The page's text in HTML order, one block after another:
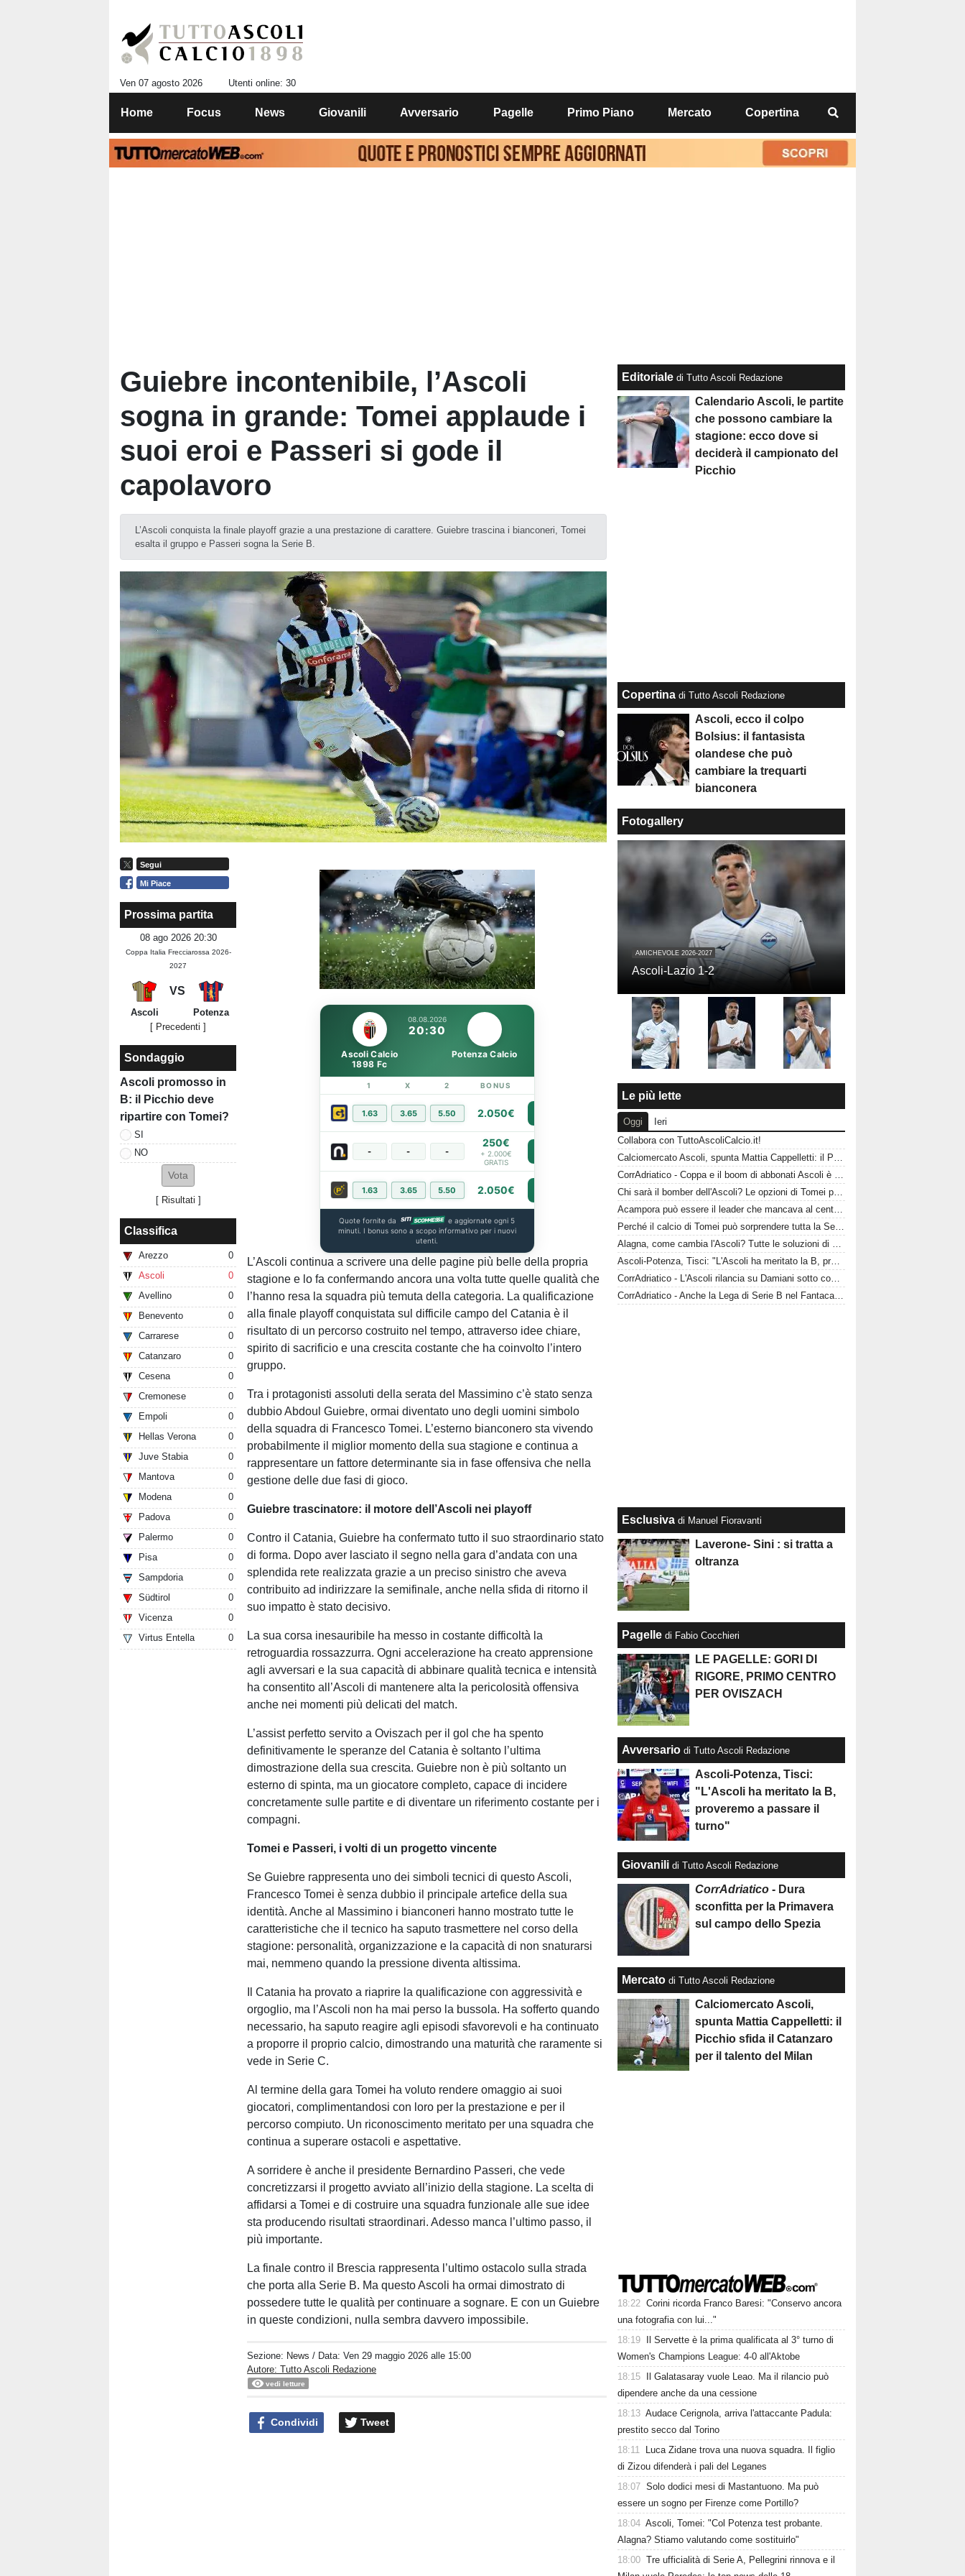
Ven 07 agosto 2026 Utenti online: 30
Home Focus News Giovanili Avversario Pagelle Primo Piano Mercato Copertina
Guiebre incontenibile, l’Ascoli
sogna in grande: Tomei applaude i
suoi eroi e Passeri si gode il
capolavoro
L’Ascoli conquista la finale playoff grazie a una prestazione di carattere. Guiebre trascina i bianconeri, Tomei
esalta il gruppo e Passeri sogna la Serie B.
Segui
Mi Piace
Prossima partita
08 ago 2026 20:30
Coppa Italia Frecciarossa 2026-
2027
VS
Ascoli
Potenza
[ Precedenti ]
Sondaggio
Ascoli promosso in
B: il Picchio deve
ripartire con Tomei?
SI
NO
[ Risultati ]
Classifica
Arezzo
0
Ascoli
0
Avellino
0
Benevento
0
Carrarese
0
Catanzaro
0
Cesena
0
Cremonese
0
Empoli
0
Hellas Verona
0
Juve Stabia
0
Mantova
0
Modena
0
Padova
0
Palermo
0
Pisa
0
Sampdoria
0
Südtirol
0
Vicenza
0
Virtus Entella
0
Unmute
Loaded:
100.00%
08.08.2026
20:30
Ascoli Calcio
1898 Fc
Potenza Calcio
1 X 2 BONUS
1.63 3.65 5.50 2.050€
- - -
250€
+ 2.000€
GRATIS
1.63 3.65 5.50 2.050€
Quote fornite da
e aggiornate ogni 5
minuti. I bonus sono a scopo informativo per i nuovi
utenti.
L’Ascoli continua a scrivere una delle pagine più belle della propria
stagione e lo fa confermando ancora una volta tutte quelle qualità che
l’hanno resa la squadra più temuta della categoria. La qualificazione
alla finale playoff conquistata sul difficile campo del Catania è il
risultato di un percorso costruito nel tempo, attraverso idee chiare,
spirito di sacrificio e una crescita costante che ha coinvolto l’intero
gruppo.
Tra i protagonisti assoluti della serata del Massimino c’è stato senza
dubbio Abdoul Guiebre, ormai diventato uno degli uomini simbolo
della squadra di Francesco Tomei. L’esterno bianconero sta vivendo
probabilmente il miglior momento della sua stagione e continua a
rappresentare un fattore determinante sia in fase offensiva che nella
gestione delle due fasi di gioco.
Guiebre trascinatore: il motore dell’Ascoli nei playoff
Contro il Catania, Guiebre ha confermato tutto il suo straordinario stato
di forma. Dopo aver lasciato il segno nella gara d’andata con una
splendida rete realizzata grazie a un preciso sinistro che aveva
contribuito ad indirizzare la semifinale, anche nella sfida di ritorno il
suo impatto è stato decisivo.
La sua corsa inesauribile ha messo in costante difficoltà la
retroguardia rossazzurra. Ogni accelerazione ha creato apprensione
agli avversari e la sua capacità di abbinare qualità tecnica e intensità
ha consentito all’Ascoli di mantenere alta la pericolosità offensiva
anche nei momenti più delicati del match.
L’assist perfetto servito a Oviszach per il gol che ha spento
definitivamente le speranze del Catania è soltanto l’ultima
dimostrazione della sua crescita. Guiebre non è più soltanto un
esterno di spinta, ma un giocatore completo, capace di incidere
concretamente sulle partite e di diventare un riferimento costante per i
compagni.
Tomei e Passeri, i volti di un progetto vincente
Se Guiebre rappresenta uno dei simboli tecnici di questo Ascoli,
Francesco Tomei è senza dubbio il principale artefice della sua
identità. Anche al Massimino i bianconeri hanno mostrato tutte le
caratteristiche che il tecnico ha saputo trasmettere nel corso della
stagione: personalità, organizzazione e la capacità di non snaturarsi
mai, nemmeno quando la pressione diventa altissima.
Il Catania ha provato a riaprire la qualificazione con aggressività e
orgoglio, ma l’Ascoli non ha mai perso la bussola. Ha sofferto quando
necessario, ha saputo reagire agli episodi sfavorevoli e ha continuato
a proporre il proprio calcio, dimostrando una maturità che raramente si
vede in Serie C.
Al termine della gara Tomei ha voluto rendere omaggio ai suoi
giocatori, complimentandosi con loro per la prestazione e per il
percorso compiuto. Un riconoscimento meritato per una squadra che
continua a superare ostacoli e aspettative.
A sorridere è anche il presidente Bernardino Passeri, che vede
concretizzarsi il progetto avviato all’inizio della stagione. La scelta di
affidarsi a Tomei e di costruire una squadra funzionale alle sue idee
sta producendo risultati straordinari. Adesso manca l’ultimo passo, il
più importante.
La finale contro il Brescia rappresenta l’ultimo ostacolo sulla strada
che porta alla Serie B. Ma questo Ascoli ha ormai dimostrato di
possedere tutte le qualità per continuare a sognare. E con un Guiebre
in queste condizioni, nulla sembra davvero impossibile.
Sezione: News / Data:Ven 29 maggio 2026 alle 15:00
Autore: Tutto Ascoli Redazione
vedi letture
Condividi Tweet
Editoriale di Tutto Ascoli Redazione
Calendario Ascoli, le partite
che possono cambiare la
stagione: ecco dove si
deciderà il campionato del
Picchio
Copertina di Tutto Ascoli Redazione
Ascoli, ecco il colpo
Bolsius: il fantasista
olandese che può
cambiare la trequarti
bianconera
Fotogallery
AMICHEVOLE 2026-2027
Ascoli-Lazio 1-2
Le più lette
Oggi
Ieri
Collabora con TuttoAscoliCalcio.it!
Calciomercato Ascoli, spunta Mattia Cappelletti: il Picchio sfida il Catanzaro per il talento del Milan
CorrAdriatico - Coppa e il boom di abbonati Ascoli è affamata di calcio
Chi sarà il bomber dell'Ascoli? Le opzioni di Tomei per guidare l'attacco del Picchio
Acampora può essere il leader che mancava al centrocampo? L'Ascoli punta sulla sua esperienza
Perché il calcio di Tomei può sorprendere tutta la Serie B: l'Ascoli ha un'identità da protagonista
Alagna, come cambia l'Ascoli? Tutte le soluzioni di Tomei per la fascia destra
Ascoli-Potenza, Tisci: "L'Ascoli ha meritato la B, proveremo a passare il turno"
CorrAdriatico - L'Ascoli rilancia su Damiani sotto contratto fino al 2028
CorrAdriatico - Anche la Lega di Serie B nel Fantacalcio
Esclusiva di Manuel Fioravanti
Laverone- Sini : si tratta a
oltranza
Pagelle di Fabio Cocchieri
LE PAGELLE: GORI DI
RIGORE, PRIMO CENTRO
PER OVISZACH
Avversario di Tutto Ascoli Redazione
Ascoli-Potenza, Tisci:
"L'Ascoli ha meritato la B,
proveremo a passare il
turno"
Giovanili di Tutto Ascoli Redazione
CorrAdriatico - Dura
sconfitta per la Primavera
sul campo dello Spezia
Mercato di Tutto Ascoli Redazione
Calciomercato Ascoli,
spunta Mattia Cappelletti: il
Picchio sfida il Catanzaro
per il talento del Milan
18:22 Corini ricorda Franco Baresi: "Conservo ancora
una fotografia con lui..."
18:19
Il Servette è la prima qualificata al 3° turno di
Women's Champions League: 4-0 all'Aktobe
18:15
Il Galatasaray vuole Leao. Ma il rilancio può
dipendere anche da una cessione
18:13 Audace Cerignola, arriva l'attaccante Padula:
prestito secco dal Torino
18:11
Luca Zidane trova una nuova squadra. Il figlio
di Zizou difenderà i pali del Leganes
18:07 Solo dodici mesi di Mastantuono. Ma può
essere un sogno per Firenze come Portillo?
18:04 Ascoli, Tomei: "Col Potenza test probante.
Alagna? Stiamo valutando come sostituirlo"
18:00 Tre ufficialità di Serie A, Pellegrini rinnova e il